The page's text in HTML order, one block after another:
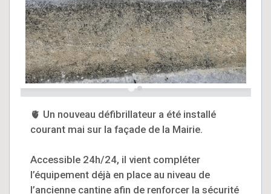
🫀 Un nouveau défibrillateur a été installé
courant mai sur la façade de la Mairie.
Accessible 24h/24, il vient compléter
l’équipement déjà en place au niveau de
l’ancienne cantine afin de renforcer la sécurité